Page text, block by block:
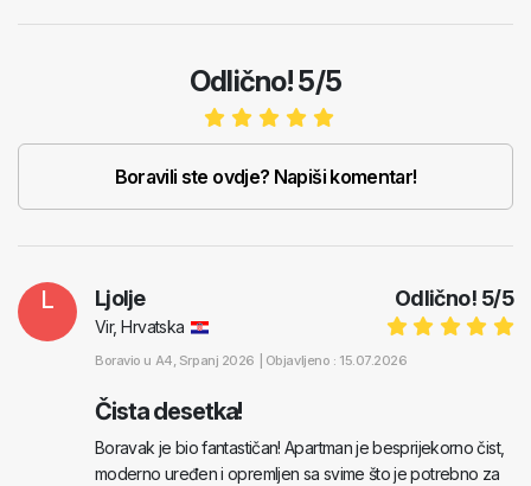
Odlično! 5/5
Boravili ste ovdje? Napiši komentar!
L Odlično! 5/5
Ljolje
Vir, Hrvatska
Boravio u A4, Srpanj 2026 | Objavljeno : 15.07.2026
Čista desetka!
Boravak je bio fantastičan! Apartman je besprijekorno čist,
moderno uređen i opremljen sa svime što je potrebno za